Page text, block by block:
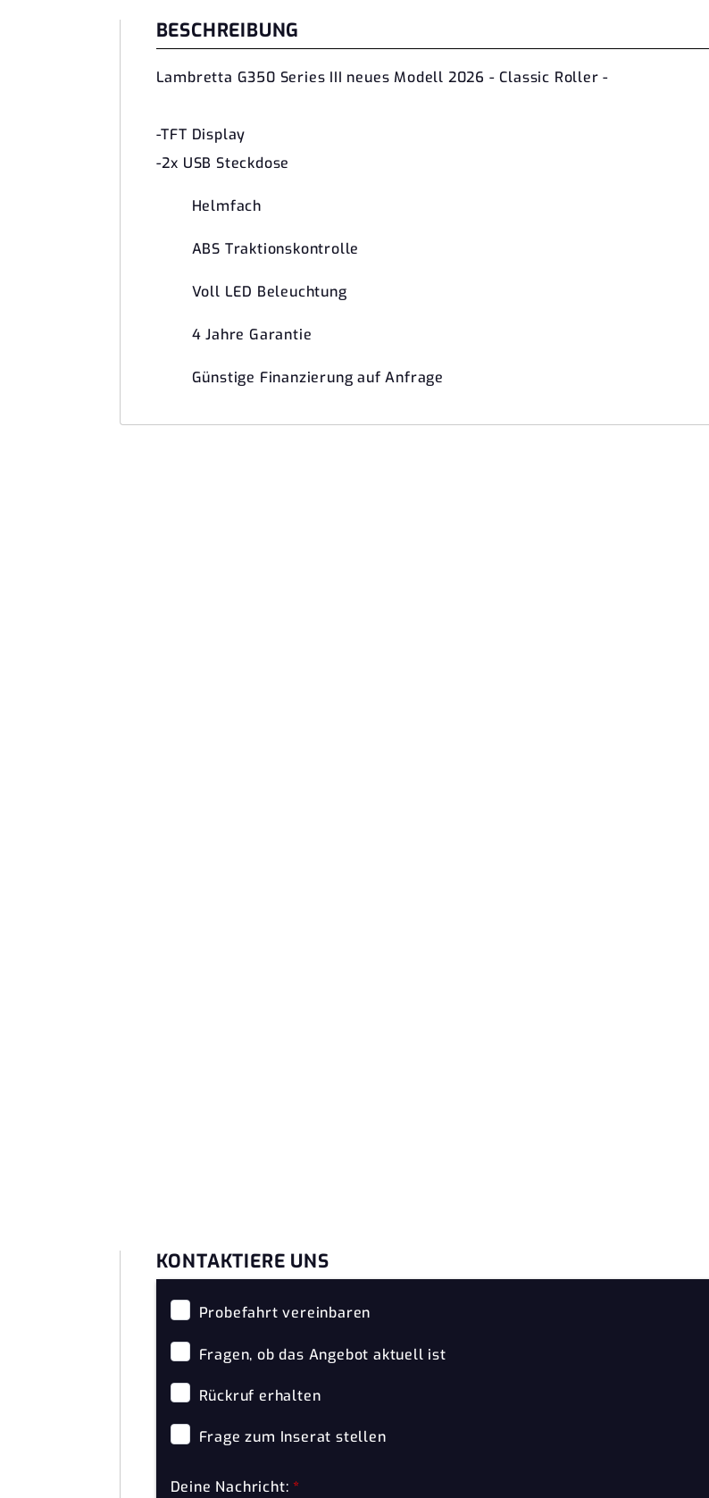
BESCHREIBUNG
Lambretta G350 Series III neues Modell 2026 - Classic Roller -
-TFT Display
-2x USB Steckdose
Helmfach
ABS Traktionskontrolle
Voll LED Beleuchtung
4 Jahre Garantie
Günstige Finanzierung auf Anfrage
KONTAKTIERE UNS
Probefahrt vereinbaren
Fragen, ob das Angebot aktuell ist
Rückruf erhalten
Frage zum Inserat stellen
Deine Nachricht:*